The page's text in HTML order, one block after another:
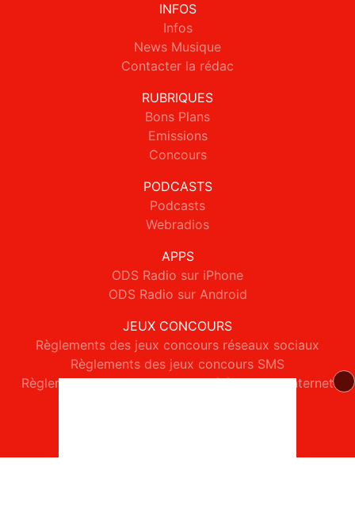
INFOS
Infos
News Musique
Contacter la rédac
RUBRIQUES
Bons Plans
Emissions
Concours
PODCASTS
Podcasts
Webradios
APPS
ODS Radio sur iPhone
ODS Radio sur Android
JEUX CONCOURS
Règlements des jeux concours réseaux sociaux
Règlements des jeux concours SMS
Règlements des jeux concours téléphone et internet